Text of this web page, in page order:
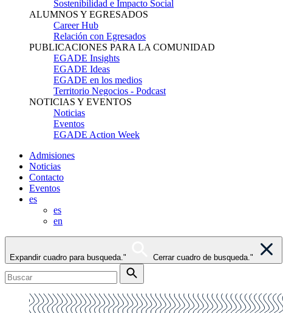
Sostenibilidad e Impacto Social
ALUMNOS Y EGRESADOS
Career Hub
Relación con Egresados
PUBLICACIONES PARA LA COMUNIDAD
EGADE Insights
EGADE Ideas
EGADE en los medios
Territorio Negocios - Podcast
NOTICIAS Y EVENTOS
Noticias
Eventos
EGADE Action Week
Admisiones
Noticias
Contacto
Eventos
es
es
en
Expandir cuadro para busqueda." Cerrar cuadro de busqueda."